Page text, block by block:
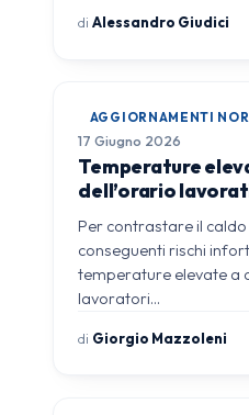
diAlessandro Giudici
AGGIORNAMENTI
17 Giugno 2026
Temperature
dell’orario
Per contrastare il
conseguenti rischi
temperature elevate a
lavoratori…
di Giorgio Mazzoleni